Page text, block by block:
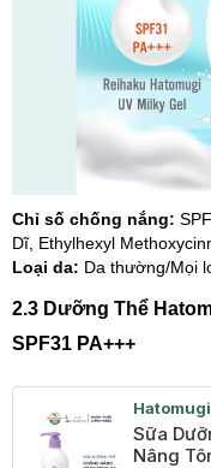
Chỉ số chống nắng:
Dĩ, Ethylhexyl
Loại da: Da thường/Mọi
2.3 Dưỡng Thể
SPF31 PA+++
Hatomugi
Sữa
Nâng